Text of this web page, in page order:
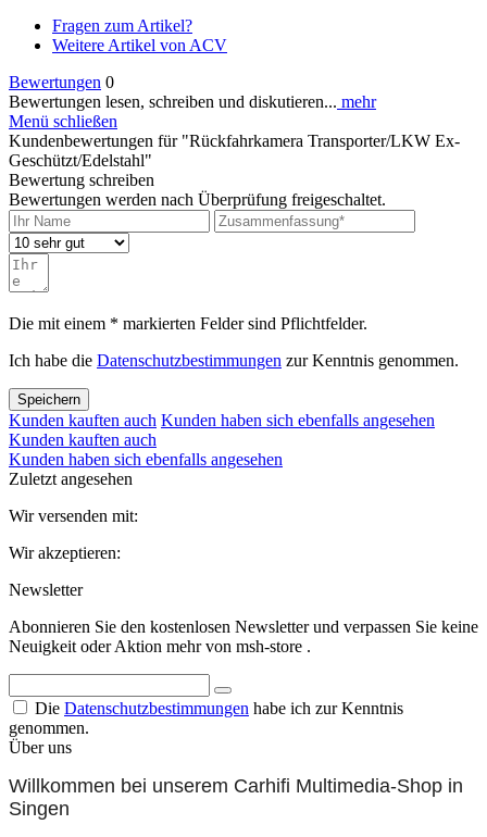
Fragen zum Artikel?
Weitere Artikel von ACV
Bewertungen 0
Bewertungen lesen, schreiben und diskutieren... mehr
Menü schließen
Kundenbewertungen für "Rückfahrkamera Transporter/LKW Ex-
Geschützt/Edelstahl"
Bewertung schreiben
Bewertungen werden nach Überprüfung freigeschaltet.
Die mit einem * markierten Felder sind Pflichtfelder.
Ich habe die Datenschutzbestimmungen zur Kenntnis genommen.
Speichern
Kunden kauften auch Kunden haben sich ebenfalls angesehen
Kunden kauften auch
Kunden haben sich ebenfalls angesehen
Zuletzt angesehen
Wir versenden mit:
Wir akzeptieren:
Newsletter
Abonnieren Sie den kostenlosen Newsletter und verpassen Sie keine
Neuigkeit oder Aktion mehr von msh-store .
Die Datenschutzbestimmungen habe ich zur Kenntnis
genommen.
Über uns
Willkommen bei unserem Carhifi Multimedia-Shop in
Singen